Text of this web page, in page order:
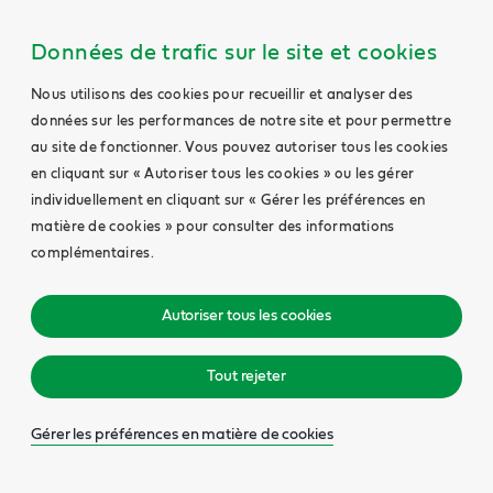
Données de trafic sur le site et cookies
Nous utilisons des cookies pour recueillir et analyser des
données sur les performances de notre site et pour permettre
au site de fonctionner. Vous pouvez autoriser tous les cookies
en cliquant sur « Autoriser tous les cookies » ou les gérer
individuellement en cliquant sur « Gérer les préférences en
matière de cookies » pour consulter des informations
complémentaires.
Autoriser tous les cookies
Tout rejeter
Gérer les préférences en matière de cookies